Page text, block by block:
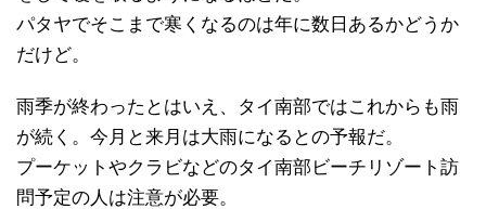
パタヤでそこまで寒くなるのは年に数日あるかどうか
だけど。
雨季が終わったとはいえ、タイ南部ではこれからも雨
が続く。今月と来月は大雨になるとの予報だ。
プーケットやクラビなどのタイ南部ビーチリゾート訪
問予定の人は注意が必要。